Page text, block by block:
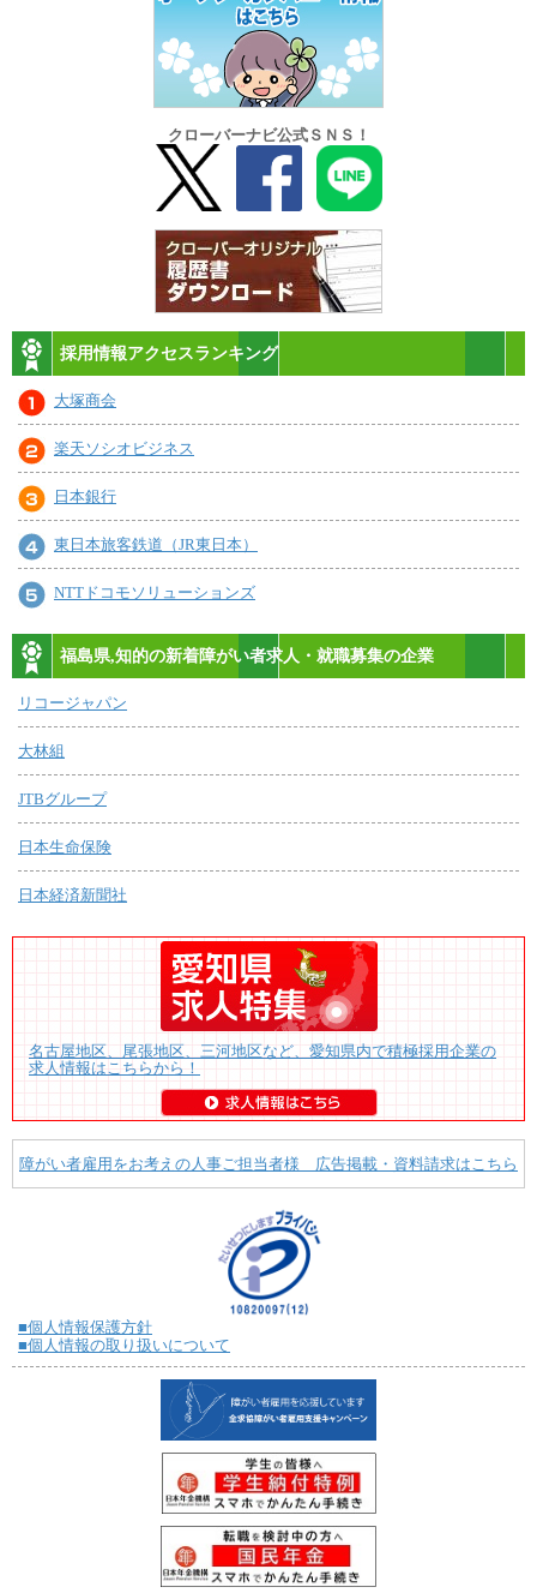
クローバーナビ公式ＳＮＳ！
採用情報アクセスランキング
大塚商会
楽天ソシオビジネス
日本銀行
東日本旅客鉄道（JR東日本）
NTTドコモソリューションズ
福島県,知的の新着障がい者求人・就職募集の企業
リコージャパン
大林組
JTBグループ
日本生命保険
日本経済新聞社
名古屋地区、尾張地区、三河地区など、愛知県内で積極採用企業の
求人情報はこちらから！
障がい者雇用をお考えの人事ご担当者様 広告掲載・資料請求はこちら
■個人情報保護方針
■個人情報の取り扱いについて